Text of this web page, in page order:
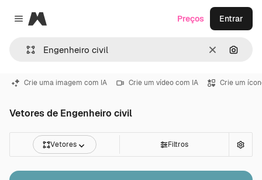
Close menu
Magnific
Limpar
Preços Entrar
Crie uma imagem com IA Crie um vídeo com IA Crie um
Vetores de Engenheiro civil
Vetores Filtros